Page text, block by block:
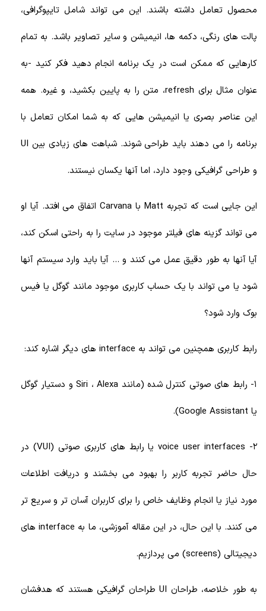
محصول تعامل داشته باشند. این می تواند شامل تایپوگرافی،
پالت های رنگی، دکمه ها، انیمیشن و سایر تصاویر باشد. به تمام
کارهایی که ممکن است در یک برنامه انجام دهید فکر کنید -به
عنوان مثال برای refresh، متن را به پایین بکشید، و غیره. همه
این عناصر بصری یا انیمیشن هایی که به شما امکان تعامل با
برنامه را می دهند باید طراحی شوند. شباهت های زیادی بین UI
و طراحی گرافیکی وجود دارد، اما آنها یکسان نیستند.
این جایی است که تجربه Matt با Carvana اتفاق می افتد. آیا او
می تواند گزینه های فیلتر موجود در سایت را به راحتی اسکن کند،
آیا آنها به طور دقیق عمل می کنند و ... آیا باید وارد سیستم آنها
شود یا می تواند با یک حساب کاربری موجود مانند گوگل یا فیس
بوک وارد شود؟
رابط کاربری همچنین می تواند به interface های دیگر اشاره کند:
1- رابط های صوتی کنترل شده (مانند Siri ، Alexa و دستیار گوگل
یا Google Assistant).
2- voice user interfaces یا رابط های کاربری صوتی (VUI) در
حال حاضر تجربه کاربر را بهبود می بخشند و دریافت اطلاعات
مورد نیاز یا انجام وظایف خاص را برای کاربران آسان تر و سریع تر
می کنند. با این حال، در این مقاله آموزشی، ما به interface های
دیجیتالی (screens) می پردازیم.
به طور خلاصه، طراحان UI طراحان گرافیکی هستند که هدفشان